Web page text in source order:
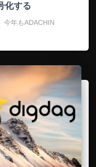
化する
今年もADACHIN